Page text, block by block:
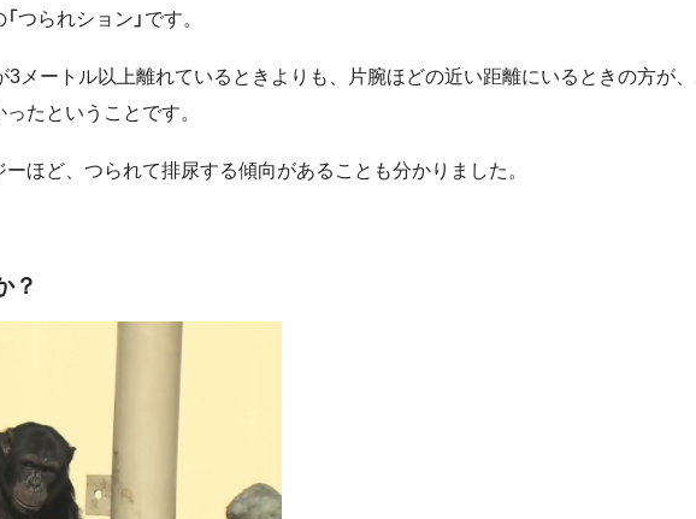
られション」です。
3メートル以上離れているときよりも、片腕ほどの近い距離にいるときの方が
たということです。
ほど、つられて排尿する傾向があることも分かりました。
？